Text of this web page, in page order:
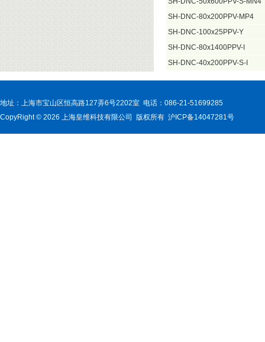
SH-DNC-80x200PPV-MP4
SH-DNC-100x25PPV-Y
SH-DNC-80x1400PPV-I
SH-DNC-40x200PPV-S-I
地址：上海市宝山区恒高路127弄6号2202室 电话：086-21-51699285
CopyRight © 2026 上海皇维科技有限公司 版权所有 沪ICP备14047281号